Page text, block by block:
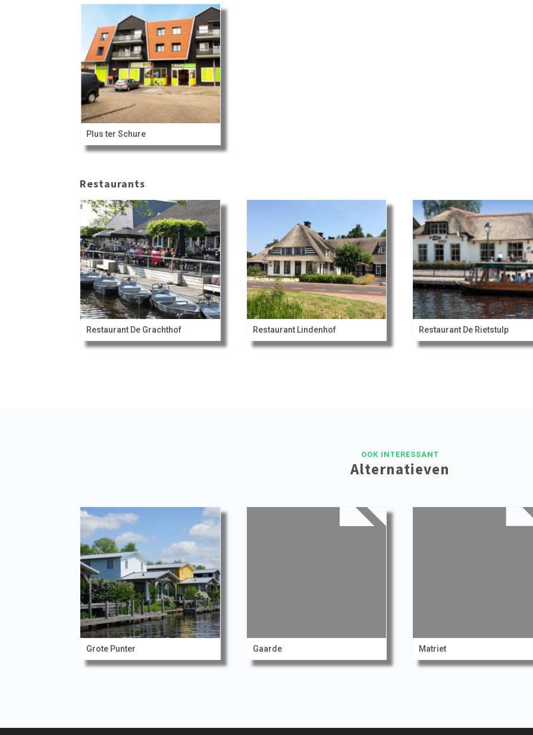
Plus ter Schure
Restaurants
Restaurant De Grachthof Restaurant Lindenhof Restaurant De Rietstulp
OOK INTERESSANT
Alternatieven
Grote Punter Gaarde Matriet